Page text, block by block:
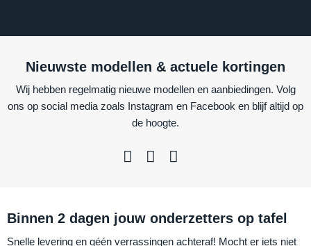
Nieuwste modellen & actuele kortingen
Wij hebben regelmatig nieuwe modellen en aanbiedingen. Volg
ons op social media zoals Instagram en Facebook en blijf altijd op
de hoogte.
Binnen 2 dagen jouw onderzetters op tafel
Snelle levering en géén verrassingen achteraf! Mocht er iets niet